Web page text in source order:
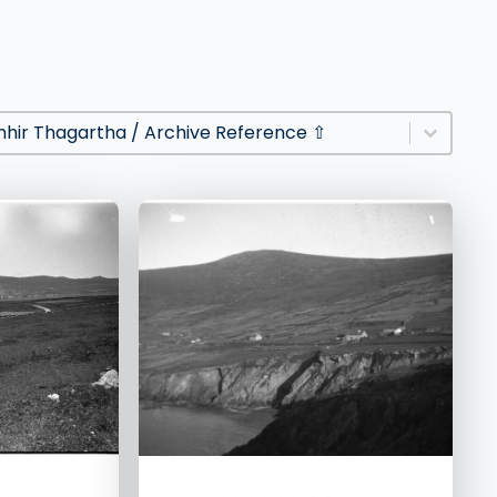
content
Thagartha / Archive Reference ⇧
content